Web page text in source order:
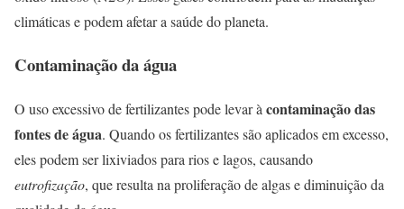
climáticas e podem afetar a saúde do planeta.
Contaminação da água
O uso excessivo de fertilizantes pode levar à contaminação das
fontes de água. Quando os fertilizantes são aplicados em excesso,
eles podem ser lixiviados para rios e lagos, causando
eutrofização, que resulta na proliferação de algas e diminuição da